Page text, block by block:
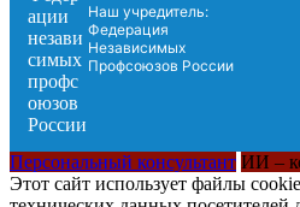
Наш учредитель:
Федерация
Независимых
Профсоюзов России
Персональный консультант ИИ –
Этот сайт использует файлы